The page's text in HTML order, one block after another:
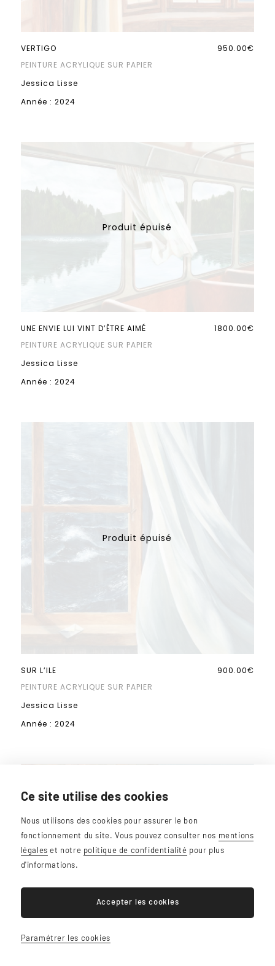
VERTIGO
PEINTURE ACRYLIQUE SUR PAPIER
Jessica Lisse
Année : 2024
950.00€
UNE ENVIE LUI VINT D’ÊTRE AIMÉ
PEINTURE ACRYLIQUE SUR PAPIER
Jessica Lisse
Année : 2024
1800.00€
SUR L’ILE
PEINTURE ACRYLIQUE SUR PAPIER
Jessica Lisse
Année : 2024
900.00€
Ce site utilise des cookies
Nous utilisons des cookies pour assurer le bon
fonctionnement du site. Vous pouvez consulter nos mentions
légales et notre politique de confidentialité pour plus
d'informations.
Accepter les cookies
Paramétrer les cookies